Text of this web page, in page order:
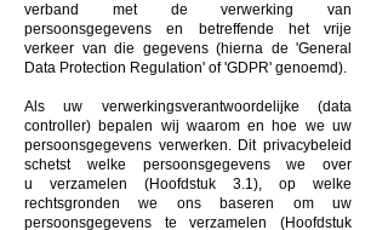
verband met de verwerking van
persoonsgegevens en betreffende het vrije
verkeer van die gegevens (hierna de 'General
Data Protection Regulation' of 'GDPR' genoemd).
Als uw verwerkingsverantwoordelijke (data
controller) bepalen wij waarom en hoe we uw
persoonsgegevens verwerken. Dit privacybeleid
schetst welke persoonsgegevens we over
u verzamelen (Hoofdstuk 3.1), op welke
rechtsgronden we ons baseren om uw
persoonsgegevens te verzamelen (Hoofdstuk